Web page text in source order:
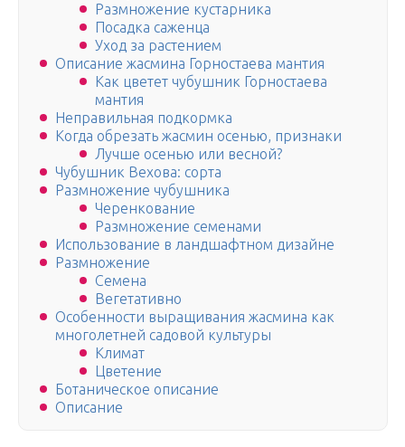
Размножение кустарника
Посадка саженца
Уход за растением
Описание жасмина Горностаева мантия
Как цветет чубушник Горностаева
мантия
Неправильная подкормка
Когда обрезать жасмин осенью, признаки
Лучше осенью или весной?
Чубушник Вехова: сорта
Размножение чубушника
Черенкование
Размножение семенами
Использование в ландшафтном дизайне
Размножение
Семена
Вегетативно
Особенности выращивания жасмина как
многолетней садовой культуры
Климат
Цветение
Ботаническое описание
Описание